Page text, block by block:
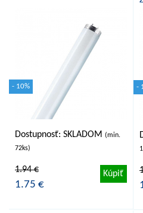
- 10%
Dostupnosť: SKLADOM (min.
72ks)
1.94 €
1.75 €
Kúpiť
-